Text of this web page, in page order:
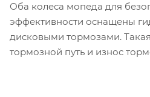
Оба колеса мопеда для
эффективности оснащены
дисковыми тормозами.
тормозной путь и износ